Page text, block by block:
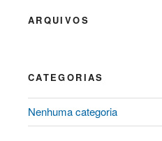
ARQUIVOS
CATEGORIAS
Nenhuma categoria